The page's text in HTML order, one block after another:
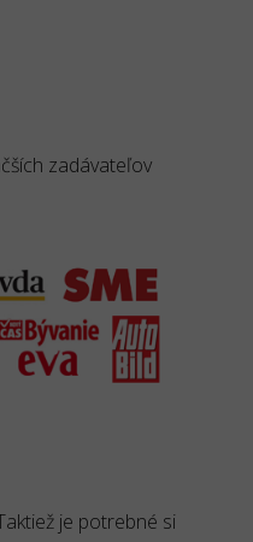
zadávateľov
je potrebné si